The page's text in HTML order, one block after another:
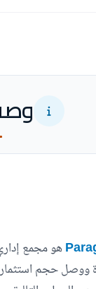
هو مجمع